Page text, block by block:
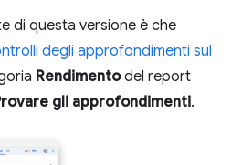
di questa versione è che
degli approfondimenti sul
Rendimentodel report
gli approfondimenti.